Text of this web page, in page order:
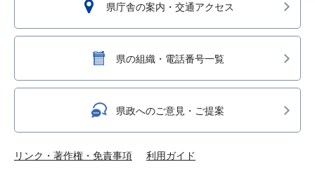
県庁舎の案内・交通アクセス
県の組織・電話番号一覧
県政へのご意見・ご提案
リンク・著作権・免責事項 利用ガイド